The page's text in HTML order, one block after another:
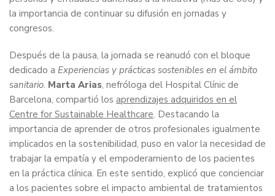
la importancia de continuar su difusión en jornadas y
congresos.
Después de la pausa, la jornada se reanudó con el bloque
dedicado a Experiencias y prácticas sostenibles en el ámbito
sanitario. Marta Arias, nefróloga del Hospital Clínic de
Barcelona, compartió los aprendizajes adquiridos en el
Centre for Sustainable Healthcare. Destacando la
importancia de aprender de otros profesionales igualmente
implicados en la sostenibilidad, puso en valor la necesidad de
trabajar la empatía y el empoderamiento de los pacientes
en la práctica clínica. En este sentido, explicó que concienciar
a los pacientes sobre el impacto ambiental de tratamientos